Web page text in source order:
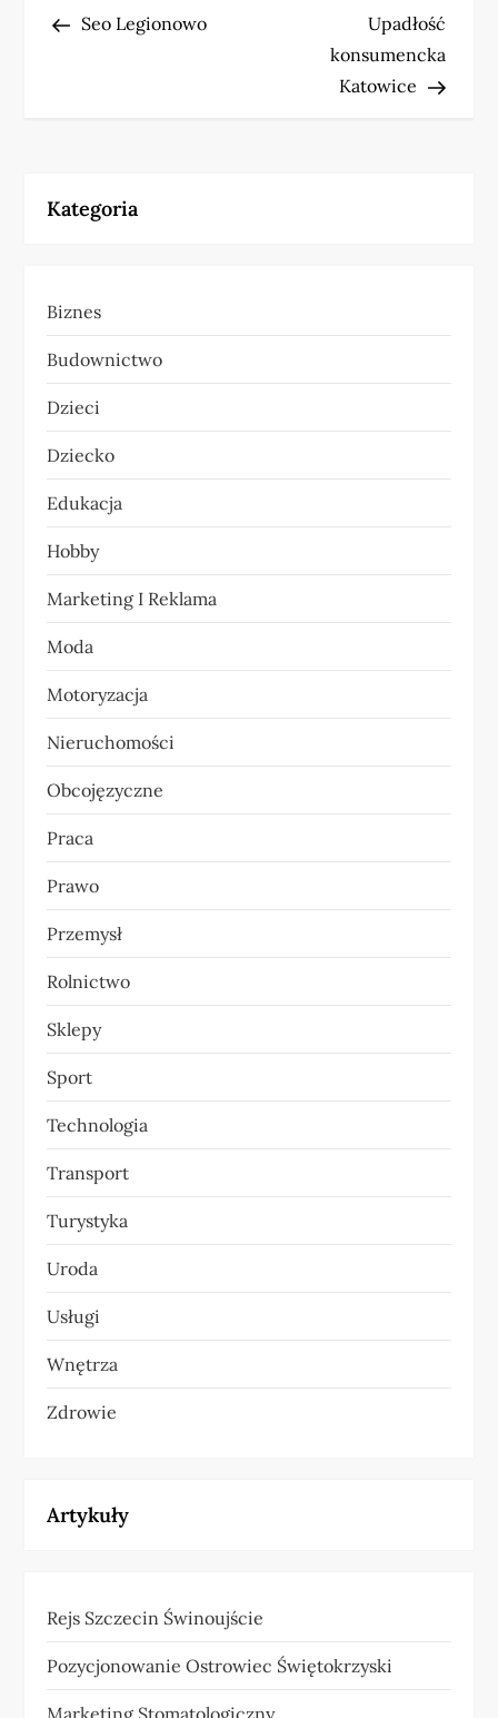
a
g
c
j
a
w
p
i
s
u
PostSeo Legionowo
Post
Upadłość
konsumencka
Katowice
Kategoria
Biznes
Budownictwo
Dzieci
Dziecko
Edukacja
Hobby
Marketing I Reklama
Moda
Motoryzacja
Nieruchomości
Obcojęzyczne
Praca
Prawo
Przemysł
Rolnictwo
Sklepy
Sport
Technologia
Transport
Turystyka
Uroda
Usługi
Wnętrza
Zdrowie
Artykuły
Rejs Szczecin Świnoujście
Pozycjonowanie Ostrowiec Świętokrzyski